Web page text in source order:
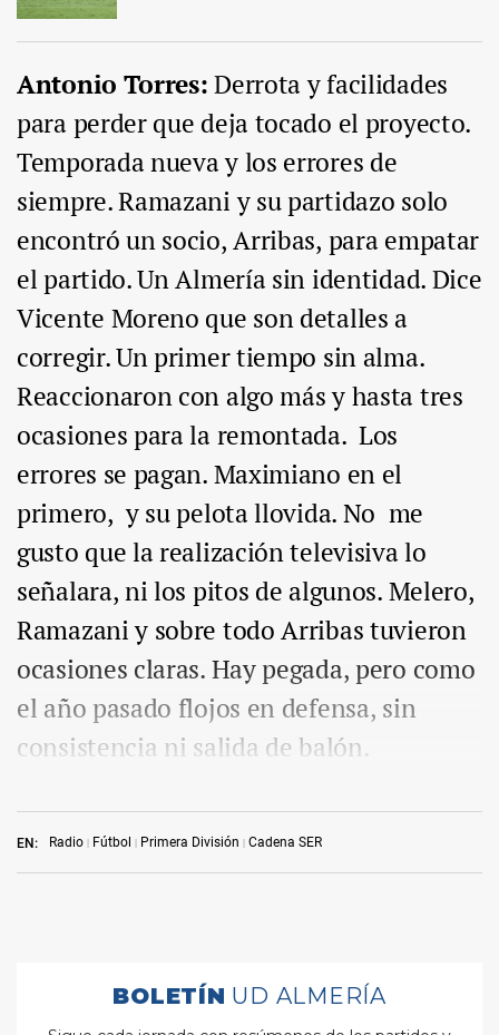
EN: Radio Fútbol Primera División Cadena SER
Antonio Torres:Derrota y facilidades
para perder que deja tocado el proyecto.
Temporada nueva y los errores de
siempre. Ramazani y su partidazo solo
encontró un socio, Arribas, para empatar
el partido. Un Almería sin identidad. Dice
Vicente Moreno que son detalles a
corregir. Un primer tiempo sin alma.
Reaccionaron con algo más y hasta tres
ocasiones para la remontada. Los
errores se pagan. Maximiano en el
primero, y su pelota llovida. No me
gusto que la realización televisiva lo
señalara, ni los pitos de algunos. Melero,
Ramazani y sobre todo Arribas tuvieron
ocasiones claras. Hay pegada, pero como
el año pasado flojos en defensa, sin
consistencia ni salida de balón.